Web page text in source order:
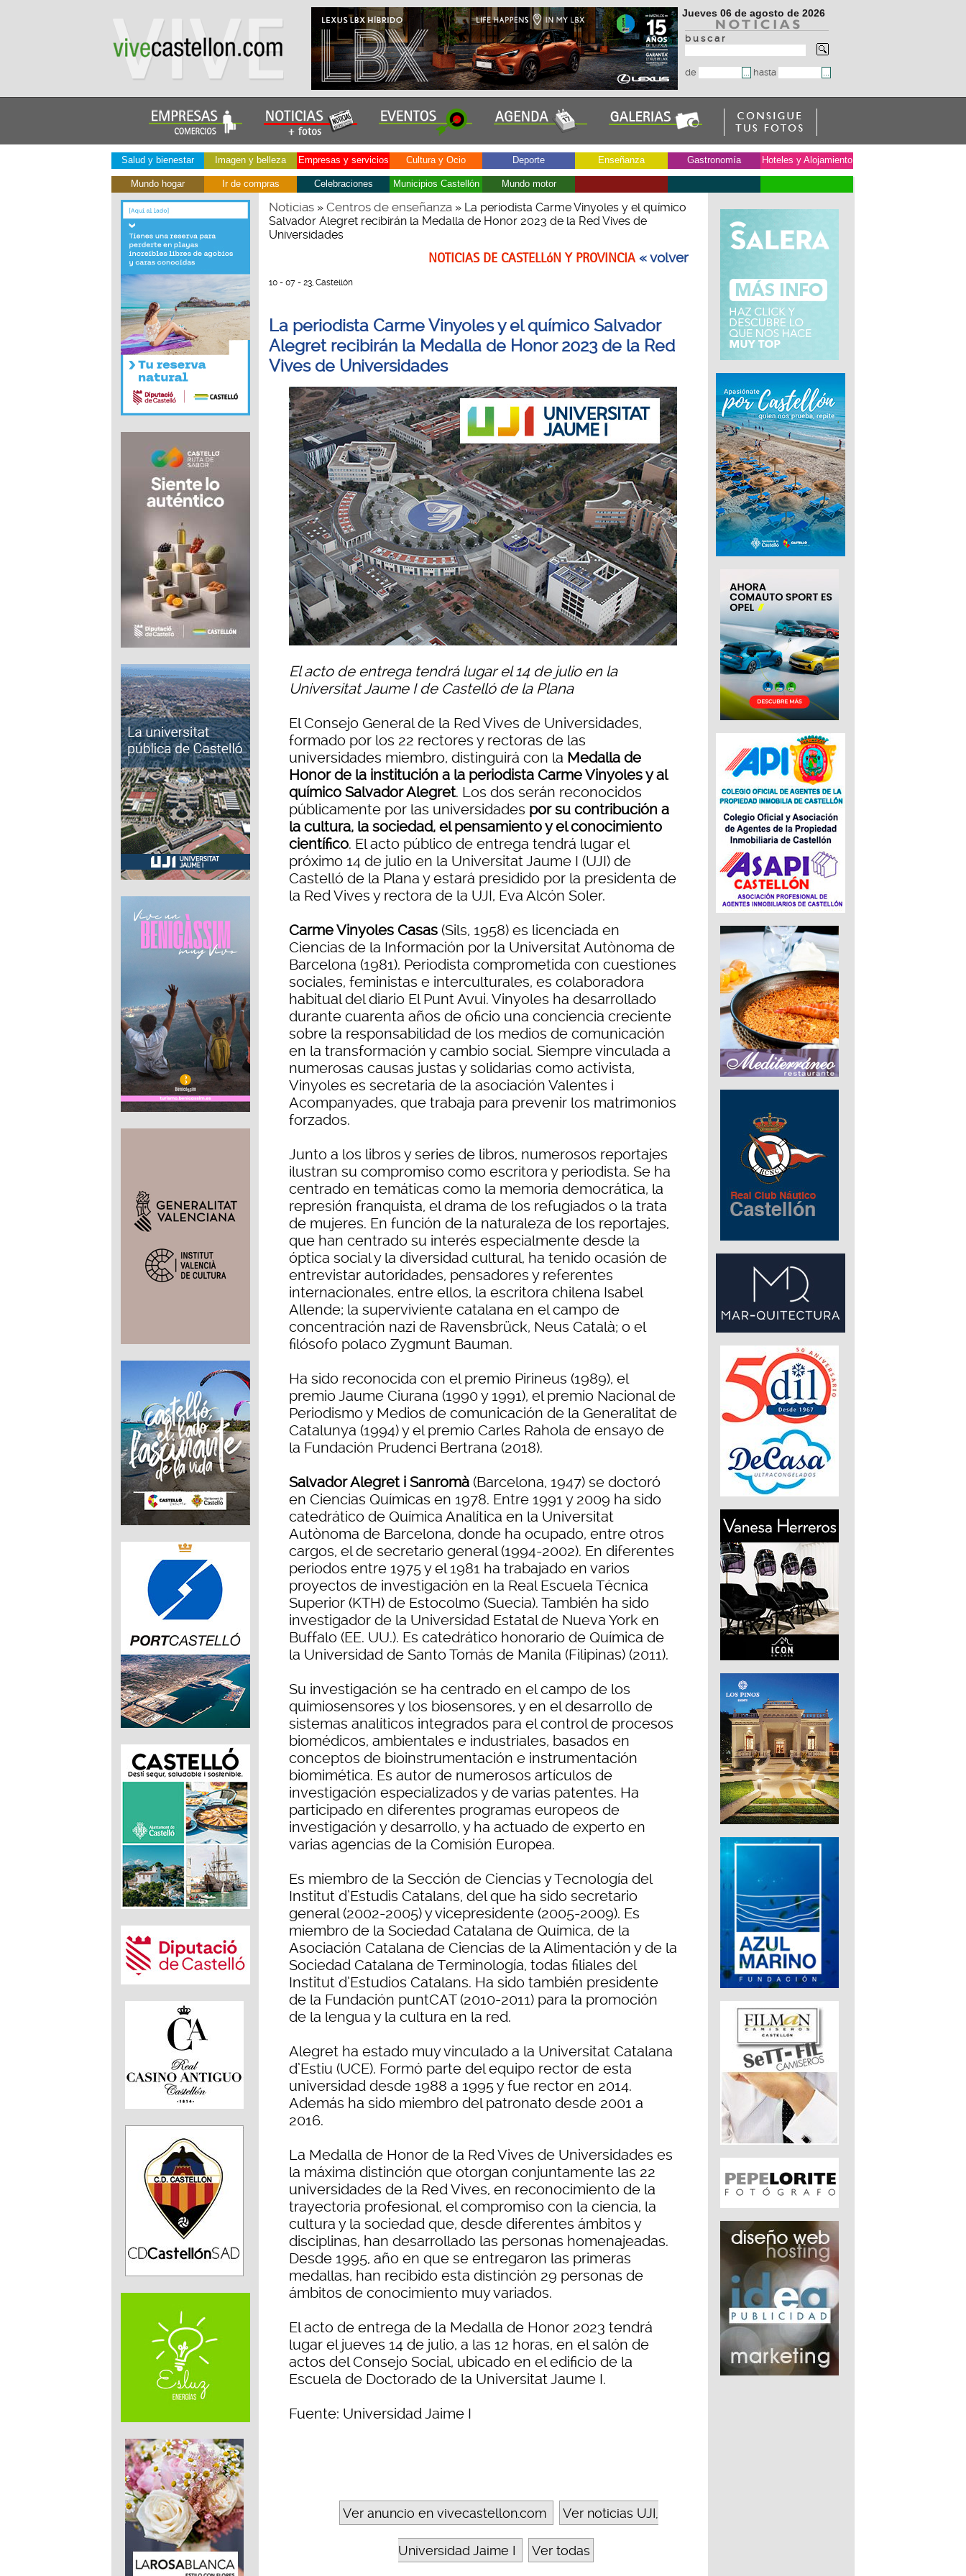
Jueves 06 de agosto de 2026
b u s c a r
de hasta
Salud y bienestar Imagen y belleza Empresas y servicios Cultura y Ocio Deporte Enseñanza Gastronomía Hoteles y Alojamiento
Mundo hogar Ir de compras Celebraciones Municipios Castellón Mundo motor
Noticias» Centros de enseñanza» La periodista Carme Vinyoles y el químico
Salvador Alegret recibirán la Medalla de Honor 2023 de la Red Vives de
Universidades
NOTICIAS DE CASTELLóN Y PROVINCIA« volver
10 - 07 - 23, Castellón
La periodista Carme Vinyoles y el químico Salvador
Alegret recibirán la Medalla de Honor 2023 de la Red
Vives de Universidades
El acto de entrega tendrá lugar el 14 de julio en la
Universitat Jaume I de Castelló de la Plana
El Consejo General de la Red Vives de Universidades,
formado por los 22 rectores y rectoras de las
universidades miembro, distinguirá con la Medalla de
Honor de la institución a la periodista Carme Vinyoles y al
químico Salvador Alegret. Los dos serán reconocidos
públicamente por las universidades por su contribución a
la cultura, la sociedad, el pensamiento y el conocimiento
científico. El acto público de entrega tendrá lugar el
próximo 14 de julio en la Universitat Jaume I (UJI) de
Castelló de la Plana y estará presidido por la presidenta de
la Red Vives y rectora de la UJI, Eva Alcón Soler.
Carme Vinyoles Casas (Sils, 1958) es licenciada en
Ciencias de la Información por la Universitat Autònoma de
Barcelona (1981). Periodista comprometida con cuestiones
sociales, feministas e interculturales, es colaboradora
habitual del diario El Punt Avui. Vinyoles ha desarrollado
durante cuarenta años de oficio una conciencia creciente
sobre la responsabilidad de los medios de comunicación
en la transformación y cambio social. Siempre vinculada a
numerosas causas justas y solidarias como activista,
Vinyoles es secretaria de la asociación Valentes i
Acompanyades, que trabaja para prevenir los matrimonios
forzados.
Junto a los libros y series de libros, numerosos reportajes
ilustran su compromiso como escritora y periodista. Se ha
centrado en temáticas como la memoria democrática, la
represión franquista, el drama de los refugiados o la trata
de mujeres. En función de la naturaleza de los reportajes,
que han centrado su interés especialmente desde la
óptica social y la diversidad cultural, ha tenido ocasión de
entrevistar autoridades, pensadores y referentes
internacionales, entre ellos, la escritora chilena Isabel
Allende; la superviviente catalana en el campo de
concentración nazi de Ravensbrück, Neus Català; o el
filósofo polaco Zygmunt Bauman.
Ha sido reconocida con el premio Pirineus (1989), el
premio Jaume Ciurana (1990 y 1991), el premio Nacional de
Periodismo y Medios de comunicación de la Generalitat de
Catalunya (1994) y el premio Carles Rahola de ensayo de
la Fundación Prudenci Bertrana (2018).
Salvador Alegret i Sanromà (Barcelona, 1947) se doctoró
en Ciencias Químicas en 1978. Entre 1991 y 2009 ha sido
catedrático de Química Analítica en la Universitat
Autònoma de Barcelona, donde ha ocupado, entre otros
cargos, el de secretario general (1994-2002). En diferentes
periodos entre 1975 y el 1981 ha trabajado en varios
proyectos de investigación en la Real Escuela Técnica
Superior (KTH) de Estocolmo (Suecia). También ha sido
investigador de la Universidad Estatal de Nueva York en
Buffalo (EE. UU.). Es catedrático honorario de Química de
la Universidad de Santo Tomás de Manila (Filipinas) (2011).
Su investigación se ha centrado en el campo de los
quimiosensores y los biosensores, y en el desarrollo de
sistemas analíticos integrados para el control de procesos
biomédicos, ambientales e industriales, basados en
conceptos de bioinstrumentación e instrumentación
biomimética. Es autor de numerosos artículos de
investigación especializados y de varias patentes. Ha
participado en diferentes programas europeos de
investigación y desarrollo, y ha actuado de experto en
varias agencias de la Comisión Europea.
Es miembro de la Sección de Ciencias y Tecnología del
Institut d’Estudis Catalans, del que ha sido secretario
general (2002-2005) y vicepresidente (2005-2009). Es
miembro de la Sociedad Catalana de Química, de la
Asociación Catalana de Ciencias de la Alimentación y de la
Sociedad Catalana de Terminología, todas filiales del
Institut d’Estudios Catalans. Ha sido también presidente
de la Fundación puntCAT (2010-2011) para la promoción
de la lengua y la cultura en la red.
Alegret ha estado muy vinculado a la Universitat Catalana
d’Estiu (UCE). Formó parte del equipo rector de esta
universidad desde 1988 a 1995 y fue rector en 2014.
Además ha sido miembro del patronato desde 2001 a
2016.
La Medalla de Honor de la Red Vives de Universidades es
la máxima distinción que otorgan conjuntamente las 22
universidades de la Red Vives, en reconocimiento de la
trayectoria profesional, el compromiso con la ciencia, la
cultura y la sociedad que, desde diferentes ámbitos y
disciplinas, han desarrollado las personas homenajeadas.
Desde 1995, año en que se entregaron las primeras
medallas, han recibido esta distinción 29 personas de
ámbitos de conocimiento muy variados.
El acto de entrega de la Medalla de Honor 2023 tendrá
lugar el jueves 14 de julio, a las 12 horas, en el salón de
actos del Consejo Social, ubicado en el edificio de la
Escuela de Doctorado de la Universitat Jaume I.
Fuente: Universidad Jaime I
Ver anuncio en vivecastellon.com Ver noticias UJI,
Universidad Jaime I Ver todas